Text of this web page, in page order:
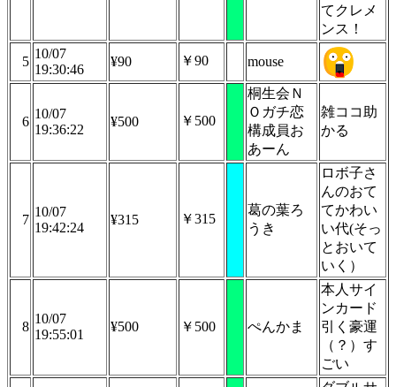
てクレメ
ンス！
5
10/07
19:30:46
¥90 ￥90 mouse
6
10/07
19:36:22
¥500 ￥500
桐生会Ｎ
Ｏガチ恋
構成員お
あーん
雑ココ助
かる
7
10/07
19:42:24
¥315 ￥315
葛の葉ろ
うき
ロボ子さ
んのおて
てかわい
い代(そっ
とおいて
いく）
8
10/07
19:55:01
¥500 ￥500 ぺんかま
本人サイ
ンカード
引く豪運
（？）す
ごい